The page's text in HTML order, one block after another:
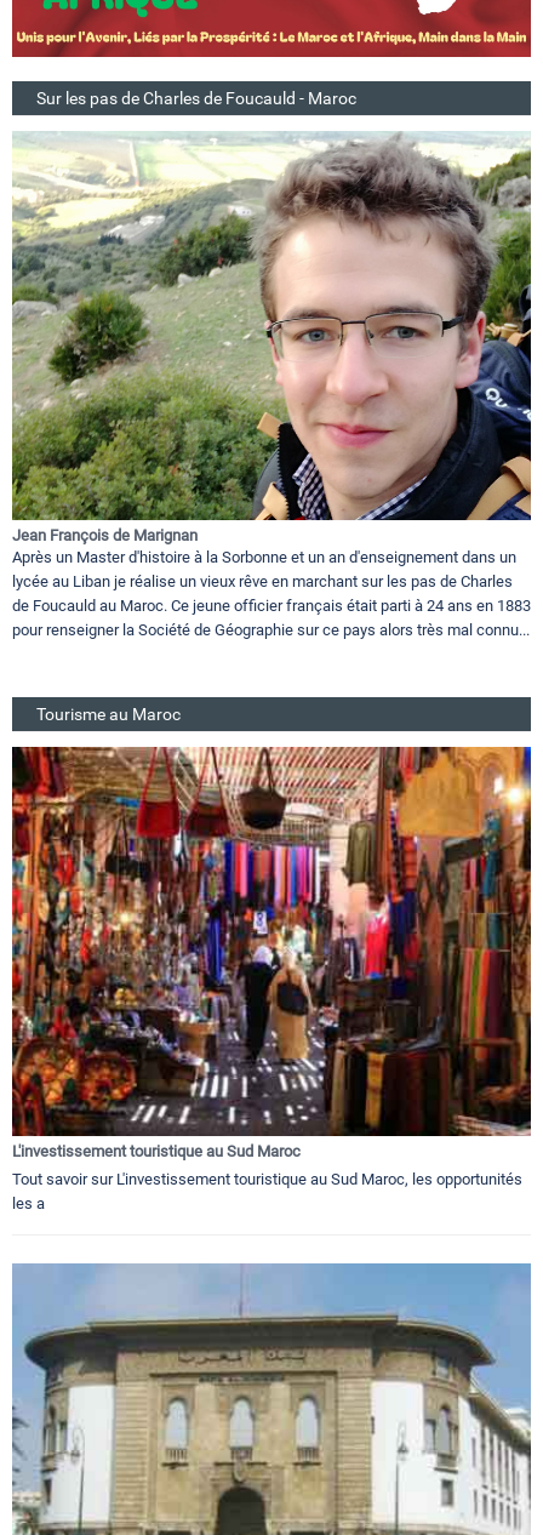
Sur les pas de Charles de Foucauld - Maroc
Jean François de Marignan
Après un Master d'histoire à la Sorbonne et un an d'enseignement dans un
lycée au Liban je réalise un vieux rêve en marchant sur les pas de Charles
de Foucauld au Maroc. Ce jeune officier français était parti à 24 ans en 1883
pour renseigner la Société de Géographie sur ce pays alors très mal connu...
Tourisme au Maroc
L'investissement touristique au Sud Maroc
Tout savoir sur L'investissement touristique au Sud Maroc, les opportunités
les a